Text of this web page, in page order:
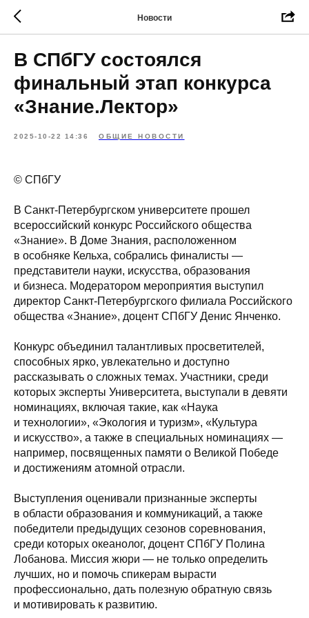
Новости
В СПбГУ состоялся
финальный этап конкурса
«Знание.Лектор»
2025-10-22 14:36 ОБЩИЕ НОВОСТИ
© СПбГУ
В Санкт‑Петербургском университете прошел
всероссийский конкурс Российского общества
«Знание». В Доме Знания, расположенном
в особняке Кельха, собрались финалисты —
представители науки, искусства, образования
и бизнеса. Модератором мероприятия выступил
директор Санкт‑Петербургского филиала Российского
общества «Знание», доцент СПбГУ Денис Янченко.
Конкурс объединил талантливых просветителей,
способных ярко, увлекательно и доступно
рассказывать о сложных темах. Участники, среди
которых эксперты Университета, выступали в девяти
номинациях, включая такие, как «Наука
и технологии», «Экология и туризм», «Культура
и искусство», а также в специальных номинациях —
например, посвященных памяти о Великой Победе
и достижениям атомной отрасли.
Выступления оценивали признанные эксперты
в области образования и коммуникаций, а также
победители предыдущих сезонов соревнования,
среди которых океанолог, доцент СПбГУ Полина
Лобанова. Миссия жюри — не только определить
лучших, но и помочь спикерам вырасти
профессионально, дать полезную обратную связь
и мотивировать к развитию.